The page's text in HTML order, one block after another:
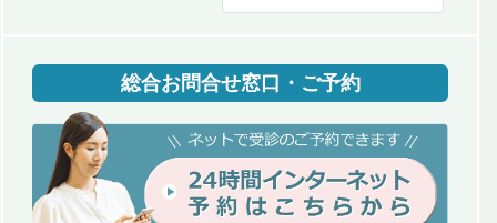
総合お問合せ窓口・ご予約